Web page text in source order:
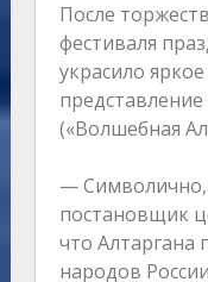
После
фестиваля
украсило
(«Волшебная
—
постановщик
что Алтаргана
народов